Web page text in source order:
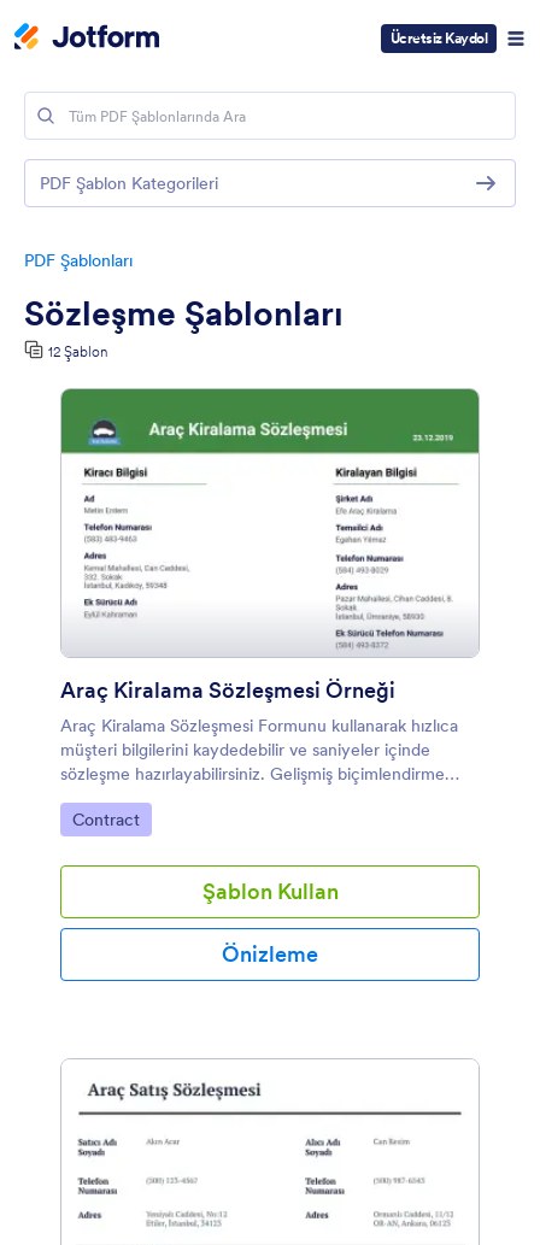
Ücretsiz Kaydol
PDF Şablonları
Sözleşme Şablonları
12 Şablon
Araç Kiralama Sözleşmesi Örneği
Araç Kiralama Sözleşmesi Formunu kullanarak hızlıca
müşteri bilgilerini kaydedebilir ve saniyeler içinde
sözleşme hazırlayabilirsiniz. Gelişmiş biçimlendirme
seçeneklerini kullanarak form ve PDF Şablonlarını
kişiselleştirebilir ve markanızla uyumlu hale
Kategoriye git:
Contract
Şablon Kullan
Önizleme
PDF Şablon Kategorileri